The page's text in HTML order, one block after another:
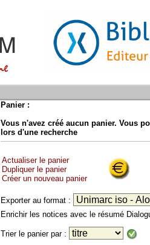
Panier :
Vous n'avez créé aucun panier. Vous
lors d'une recherche
Actualiser le panier
Dupliquer le panier
Créer un nouveau panier
Exporter au format :
Enrichir les notices avec le résumé
Trier le panier par :